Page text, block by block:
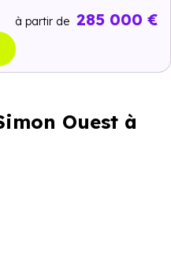
à partir de 285 000 €
Ouest à